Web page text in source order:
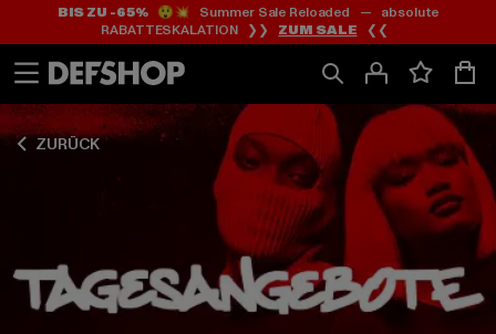
Zum
Inhalt
springen
Zum
Fußzeile
springen
BIS ZU -65%😲💥 Summer Sale Reloaded — absolute
RABATTESKALATION ❯❯ ZUM SALE ❮❮
ZURÜCK
Zum
Produktraster
springen